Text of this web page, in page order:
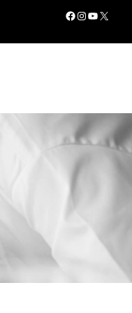
Facebook InstagramYouTube X